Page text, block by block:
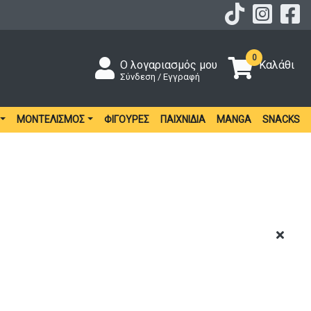
Ο λογαριασμός μου
Σύνδεση / Εγγραφή
0
Καλάθι
ΜΟΝΤΕΛΙΣΜΌΣ ΦΙΓΟΎΡΕΣ ΠΑΙΧΝΊΔΙΑ MANGA SNACKS